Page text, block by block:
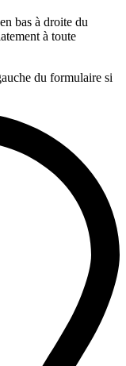
bas à droite du
à toute
du formulaire si